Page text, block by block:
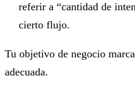
referir a “cantidad de
cierto flujo.
Tu objetivo de negocio
adecuada.